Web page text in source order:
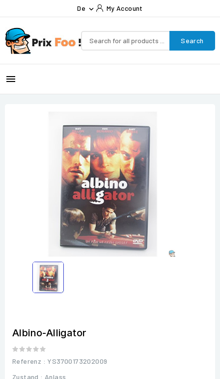
De  My Account
Search

Albino-Alligator
Referenz : YS3700173202009
Zustand : Anlass